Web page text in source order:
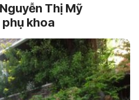
Thị Mỹ
phụ khoa